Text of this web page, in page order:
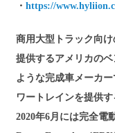
・https://
商用大型トラック向
提供するアメリカの
ような完成車メーカ
ワートレインを提供
2020年6月には完全電